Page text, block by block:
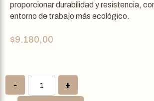
proporcionar durabilidad y resistencia,
entorno de trabajo más ecológico.
$9.180,00
- +